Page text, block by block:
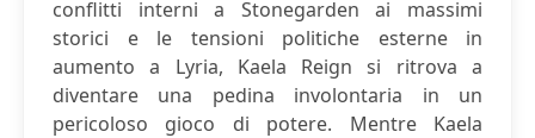
conflitti interni a Stonegarden ai massimi
storici e le tensioni politiche esterne in
aumento a Lyria, Kaela Reign si ritrova a
diventare una pedina involontaria in un
pericoloso gioco di potere. Mentre Kaela